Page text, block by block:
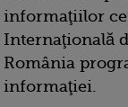
informaţiilor
Internaţională
România
informaţiei.